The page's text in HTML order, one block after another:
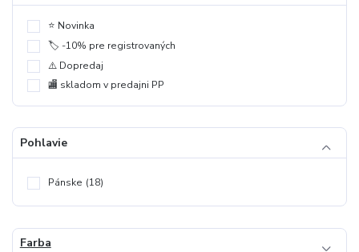
⭐️ Novinka
🏷️ -10% pre registrovaných
⚠️ Dopredaj
🏬 skladom v predajni PP
Pohlavie
Pánske (18)
Farba